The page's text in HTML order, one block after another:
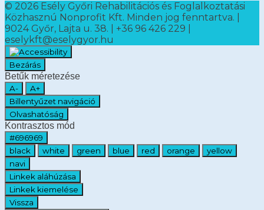
© 2026 Esély Győri Rehabilitációs és Foglalkoztatási
Közhasznú Nonprofit Kft. Minden jog fenntartva. |
9024 Győr, Lajta u. 38. | +36 96 426 229 |
eselykft@eselygyor.hu
Bezárás
Betűk méretezése
A-
A+
Billentyűzet navigáció
Olvashatóság
Kontrasztos mód
#696969
black
white green blue red orange
yellow
navi
Linkek aláhúzása
Linkek kiemelése
Vissza